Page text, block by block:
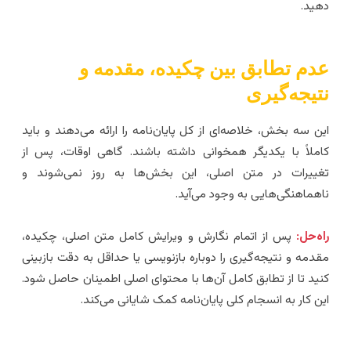
تطابق بین چکیده، مقدمه و
سه بخش، خلاصه‌ای از کل پایان‌نامه را ارائه می‌دهند و باید
با یکدیگر همخوانی داشته باشند. گاهی اوقات، پس از
در متن اصلی، این بخش‌ها به روز نمی‌شوند و
به وجود می‌آید.
پس از اتمام نگارش و ویرایش کامل متن اصلی، چکیده،
و نتیجه‌گیری را دوباره بازنویسی یا حداقل به دقت بازبینی
تا از تطابق کامل آن‌ها با محتوای اصلی اطمینان حاصل شود.
کار به انسجام کلی پایان‌نامه کمک شایانی می‌کند.